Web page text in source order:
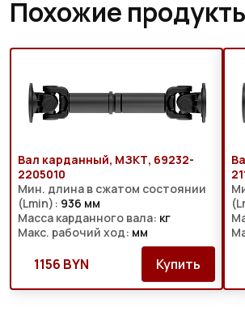
Похожие
Вал карданный, МЗКТ, 69232-
2205010
Мин. длина в сжатом состоянии
(Lmin): 936 мм
Масса карданного вала: кг
Макс. рабочий ход: мм
1156 BYN Купить